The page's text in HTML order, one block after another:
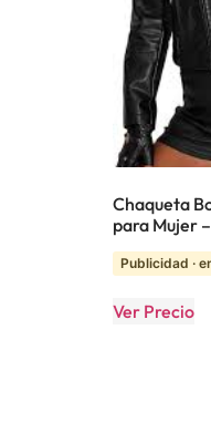
Chaqueta
para Mujer
Publicidad ·
Ver Precio